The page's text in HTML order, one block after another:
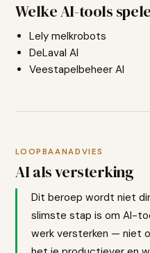
Welke AI-tools
Lely melkrobots
DeLaval AI
Veestapelbeheer AI
LOOPBAANADVIES
AI als versterking
Dit beroep wordt niet
slimste stap is om AI-
werk versterken — niet